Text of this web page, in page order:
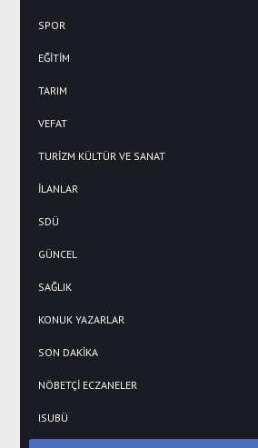
SPOR
EĞİTİM
TARIM
VEFAT
TURİZM KÜLTÜR VE SANAT
İLANLAR
SDÜ
GÜNCEL
SAĞLIK
KONUK YAZARLAR
SON DAKİKA
NÖBETÇİ ECZANELER
ISUBÜ